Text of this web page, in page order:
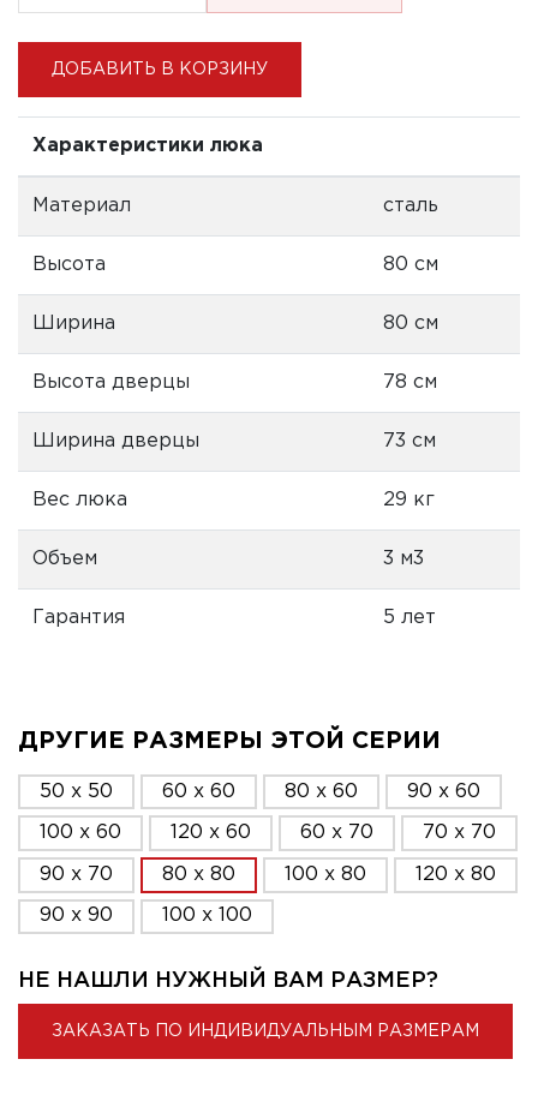
ДОБАВИТЬ В КОРЗИНУ
Характеристики люка
Материал сталь
Высота 80 см
Ширина 80 см
Высота дверцы 78 см
Ширина дверцы 73 см
Вес люка 29 кг
Объем 3 м3
Гарантия 5 лет
ДРУГИЕ РАЗМЕРЫ ЭТОЙ СЕРИИ
50 x 50 60 x 60 80 x 60 90 x 60
100 x 60 120 x 60 60 x 70 70 x 70
90 x 70 80 x 80 100 x 80 120 x 80
90 x 90 100 x 100
НЕ НАШЛИ НУЖНЫЙ ВАМ РАЗМЕР?
ЗАКАЗАТЬ ПО ИНДИВИДУАЛЬНЫМ РАЗМЕРАМ